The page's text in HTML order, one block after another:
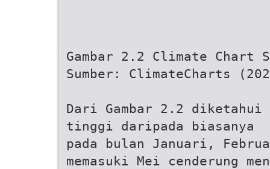
Gambar 2.2 Climate Chart
Sumber: ClimateCharts
Dari Gambar 2.2
tinggi daripada biasanya
pada bulan Januari,
memasuki Mei cenderung